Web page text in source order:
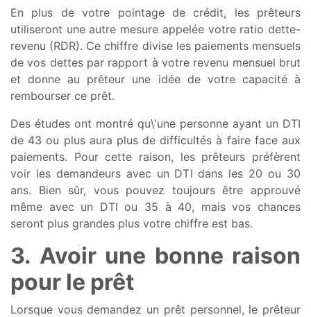
En plus de votre pointage de crédit, les prêteurs
utiliseront une autre mesure appelée votre ratio dette-
revenu (RDR). Ce chiffre divise les paiements mensuels
de vos dettes par rapport à votre revenu mensuel brut
et donne au prêteur une idée de votre capacité à
rembourser ce prêt.
Des études ont montré qu\'une personne ayant un DTI
de 43 ou plus aura plus de difficultés à faire face aux
paiements. Pour cette raison, les prêteurs préfèrent
voir les demandeurs avec un DTI dans les 20 ou 30
ans. Bien sûr, vous pouvez toujours être approuvé
même avec un DTI ou 35 à 40, mais vos chances
seront plus grandes plus votre chiffre est bas.
3. Avoir une bonne raison
pour le prêt
Lorsque vous demandez un prêt personnel, le prêteur